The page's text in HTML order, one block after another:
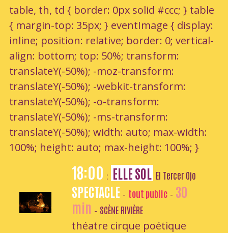
table, th, td { border: 0px solid #ccc; } table
{ margin-top: 35px; } eventImage { display:
inline; position: relative; border: 0; vertical-
align: bottom; top: 50%; transform:
translateY(-50%); -moz-transform:
translateY(-50%); -webkit-transform:
translateY(-50%); -o-transform:
translateY(-50%); -ms-transform:
translateY(-50%); width: auto; max-width:
100%; height: auto; max-height: 100%; }
18:00 : ELLE SOL El Tercer Ojo
SPECTACLE - tout public- 30
min - SCÈNE RIVIÈRE
théatre cirque poétique